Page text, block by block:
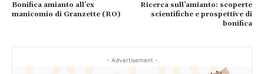
Bonifica amianto all’ex
manicomio di Granzette (RO)
Ricerca sull’amianto: scoperte
scientifiche e prospettive di
bonifica
- Advertisement -